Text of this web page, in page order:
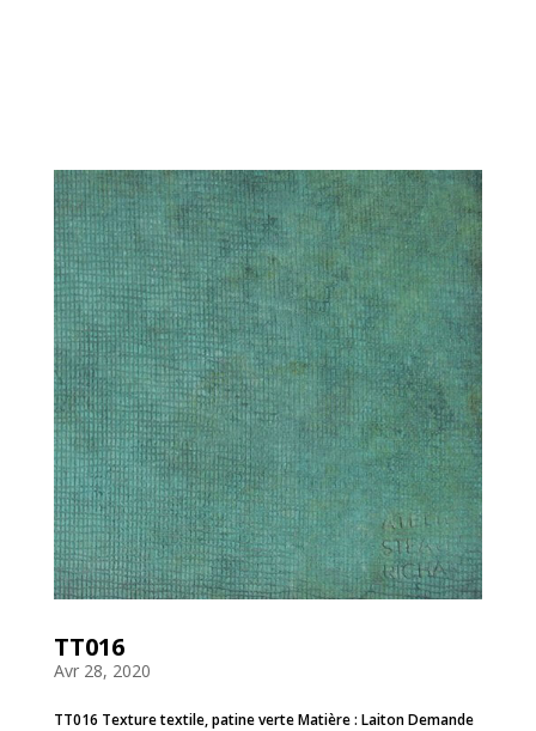
TT016
Avr 28, 2020
TT016 Texture textile, patine verte Matière : Laiton Demande